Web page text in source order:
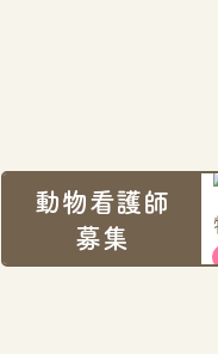
動物看護師
募集